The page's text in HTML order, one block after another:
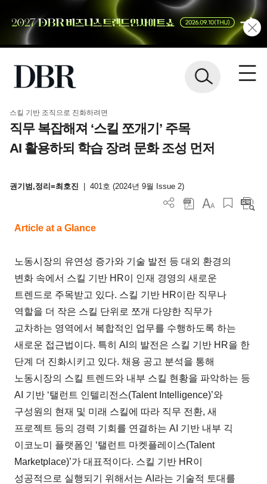
스킬 기반 조직으로 진화하려면
직무 복잡해져 ‘스킬 쪼개기’ 주목
AI 활용하되 학습 장려 문화 조성 먼저
권기범,정리=최호진 401호 (2024년 9월 Issue 2)
Article at a Glance
노동시장의 유연성 증가와 기술 발전 등 대외 환경의
변화 속에서 스킬 기반 HR이 인재 경영의 새로운
트렌드로 주목받고 있다. 스킬 기반 HR이란 직무나
역할을 더 작은 스킬 단위로 쪼개 다양한 직무가
교차하는 영역에서 복합적인 업무를 수행하도록 하는
새로운 접근법이다. 특히 AI의 발전은 스킬 기반 HR을 한
단계 더 진화시키고 있다. 채용 공고 분석을 통해
노동시장의 스킬 트렌드와 내부 스킬 현황을 파악하는 등
AI 기반 ‘탤런트 인텔리전스(Talent Intelligence)’와
구성원의 현재 및 미래 스킬에 따라 직무 전환, 새
프로젝트 등의 경력 기회를 연결하는 AI 기반 내부 긱
이코노미 플랫폼인 ‘탤런트 마켓플레이스(Talent
Marketplace)’가 대표적이다. 스킬 기반 HR이
성공적으로 실행되기 위해서는 AI라는 기술적 토대를